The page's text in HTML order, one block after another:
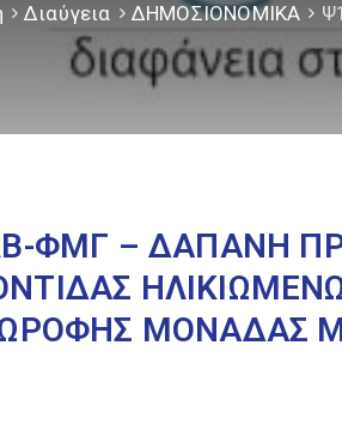
Διαύγεια ΔΗΜΟΣΙΟΝΟΜΙΚΑ
ΦΜΓ – ΔΑΠΑΝΗ
ΜΟΝΑΔΑΣ